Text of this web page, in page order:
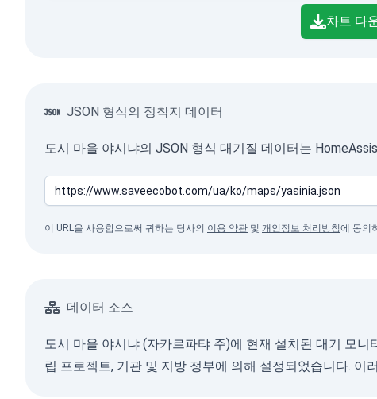
차트 다
JSON 형식의 정착지 데이터
도시 마을 야시냐의 JSON 형식 대기질 데이터는
이 URL을 사용함으로써 귀하는 당사의 이용 약관 및 개인정보 처리방침에 동의
데이터 소스
도시 마을 야시냐 (자카르파탸 주)에 현재 설치된 대기 모
립 프로젝트, 기관 및 지방 정부에 의해 설정되었습니다. 이